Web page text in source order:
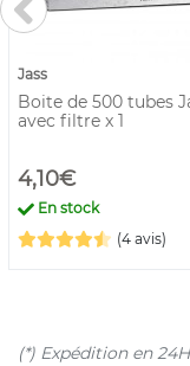
Jass
Boite de 500 tubes
avec filtre x 1
4,10€
En stock
(4 avis)
(*) Expédition en